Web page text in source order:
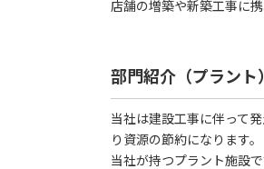
店舗の増築や新築工事に
部門紹介（プラント）
当社は建設工事に伴って
り資源の節約になります。
当社が持つプラント施設で